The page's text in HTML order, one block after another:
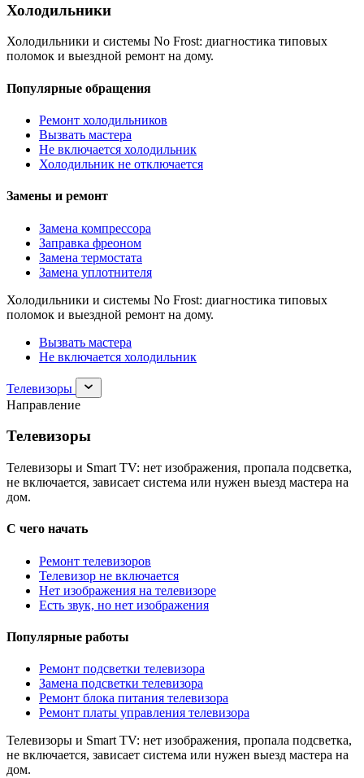
Холодильники
Холодильники и системы No Frost: диагностика типовых
поломок и выездной ремонт на дому.
Популярные обращения
Ремонт холодильников
Вызвать мастера
Не включается холодильник
Холодильник не отключается
Замены и ремонт
Замена компрессора
Заправка фреоном
Замена термостата
Замена уплотнителя
Холодильники и системы No Frost: диагностика типовых
поломок и выездной ремонт на дому.
Вызвать мастера
Не включается холодильник
Телевизоры
Раскрыть
раздел
Направление
Телевизоры
Телевизоры и Smart TV: нет изображения, пропала подсветка,
не включается, зависает система или нужен выезд мастера на
дом.
С чего начать
Ремонт телевизоров
Телевизор не включается
Нет изображения на телевизоре
Есть звук, но нет изображения
Популярные работы
Ремонт подсветки телевизора
Замена подсветки телевизора
Ремонт блока питания телевизора
Ремонт платы управления телевизора
Телевизоры и Smart TV: нет изображения, пропала подсветка,
не включается, зависает система или нужен выезд мастера на
дом.